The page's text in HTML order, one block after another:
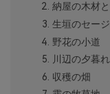
納屋の木材
生垣のセージ
野花の小道
川辺の夕暮れ
収穫の畑